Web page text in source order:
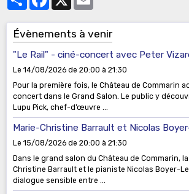
Évènements à venir
"Le Rail" - ciné-concert avec Peter
Le 14/08/2026 de 20:00 à 21:30
Pour la première fois, le Château de Commarin
concert dans le Grand Salon. Le public y
Lupu Pick, chef-d’œuvre ...
Marie-Christine Barrault et Nicolas
Le 15/08/2026 de 20:00 à 21:30
Dans le grand salon du Château de Commarin,
Christine Barrault et le pianiste Nicolas Boyer-
dialogue sensible entre ...